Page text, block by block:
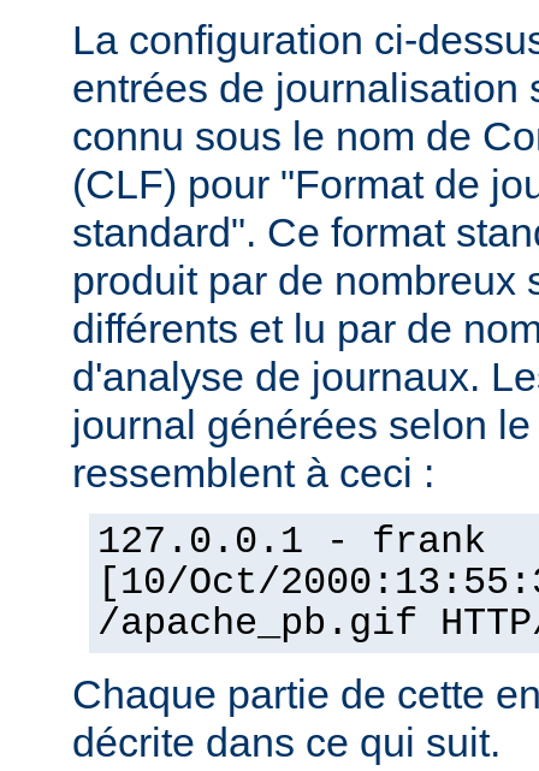
La configuration ci-
entrées de journalisation
connu sous le nom de
(CLF) pour "Format de
standard". Ce format
produit par de nombreux
différents et lu par de
d'analyse de journaux.
journal générées selon
ressemblent à ceci :
127.0.0.1 - frank
[10/Oct/
/apache_pb.gif
Chaque partie de cette
décrite dans ce qui suit.